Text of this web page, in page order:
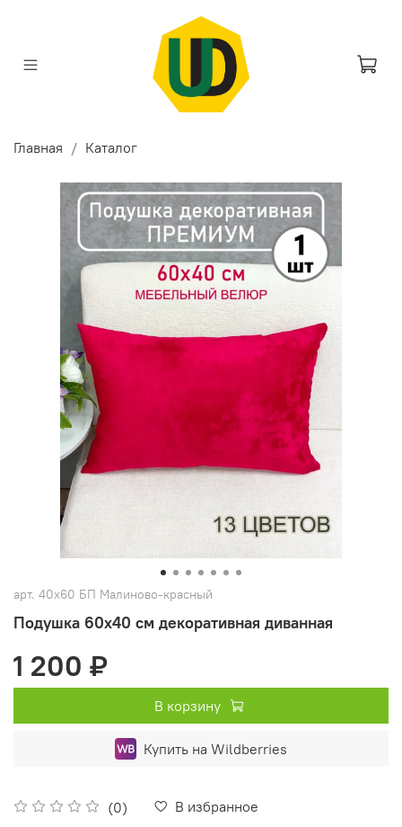
Главная Каталог
арт. 40х60 БП Малиново-красный
Подушка 60х40 см декоративная диванная
(0) В избранное
1 200 ₽
В корзину
Купить на Wildberries